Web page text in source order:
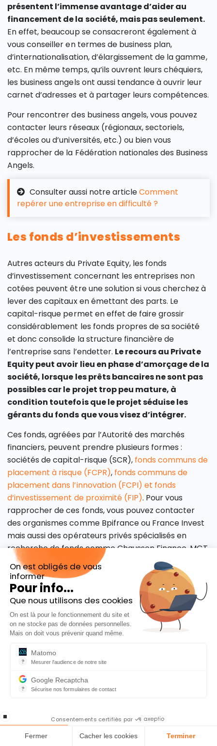
On est obligés de vous
informer
Pour info...
Que nous utilisons des cookies
On est là pour le fonctionnement du site et
on ne stocke pas de données personnelles.
Mais on doit vous prévenir quand même.
?
Matomo
Mesurer l'audience de notre site
?
Google Recaptcha
Sécurise nos formulaires de contact
stop loading Consentements certifiés par
Fermer Cacher les cookies Terminer
présentent l’immense avantage d’aider au
financement de la société, mais pas seulement.
En effet, beaucoup se consacreront également à
vous conseiller en termes de business plan,
d’internationalisation, d’élargissement de la gamme,
etc. En même temps, qu’ils ouvrent leurs chéquiers,
les business angels ont aussi tendance à ouvrir leur
carnet d’adresses et à partager leurs compétences.
Pour rencontrer des business angels, vous pouvez
contacter leurs réseaux (régionaux, sectoriels,
d’écoles ou d’universités, etc.) ou bien vous
rapprocher de la Fédération nationales des Business
Angels.
Consulter aussi notre articleComment
repérer une entreprise en difficulté ?
Les fonds d’investissements
Autres acteurs du Private Equity, les fonds
d’investissement concernant les entreprises non
cotées peuvent être une solution si vous cherchez à
lever des capitaux en émettant des parts. Le
capital-risque permet en effet de faire grossir
considérablement les fonds propres de sa société
et donc consolide la structure financière de
l’entreprise sans l’endetter. Le recours au Private
Equity peut avoir lieu en phase d’amorçage de la
société, lorsque les prêts bancaires ne sont pas
possibles car le projet trop peu mature, à
condition toutefois que le projet séduise les
gérants du fonds que vous visez d’intégrer.
Ces fonds, agréées par l’Autorité des marchés
financiers, peuvent prendre plusieurs formes :
sociétés de capital-risque (SCR), fonds communs de
placement à risque (FCPR), fonds communs de
placement dans l’innovation (FCPI) et fonds
d’investissement de proximité (FIP). Pour vous
rapprocher de ces fonds, vous pouvez contacter
des organismes comme Bpifrance ou France Invest
mais aussi des opérateurs privés spécialisés en
recherche de fonds comme Chausson Finance, MGT,
MBA Capital, Finance et Technologie ou encore
Multeam conseil.
Lire aussi notre articleInvestissement non
coté : investir dans le private equity
Incubateurs : des aides extra-
financières proposées par de
multiples acteurs
vous pourrez aussi, au moment de créer votre
entreprise, apprécier d’autres formes d’aides,
comme celles fournies par de nombreux
Inscrivez-vous à notre Newsletter
En cadeau l’ebook « 81 conseils pour investir en
politique de confidentialité de ce site